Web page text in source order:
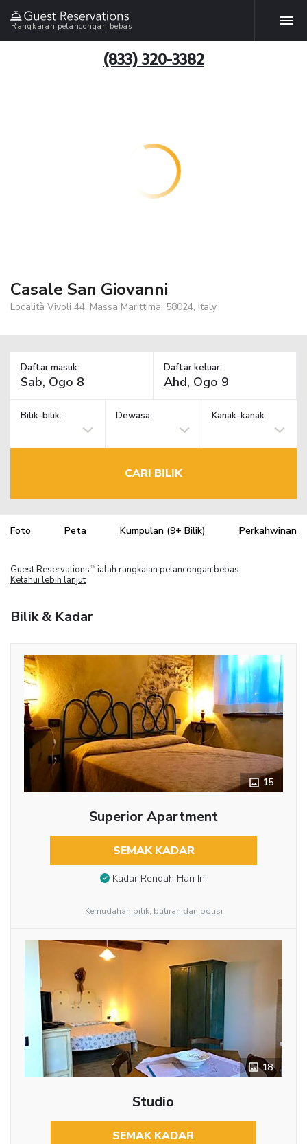
Rangkaian pelancongan bebas
(833) 320-3382
Casale San Giovanni
Località Vivoli 44, Massa Marittima, 58024, Italy
Daftar masuk: Daftar keluar:
Bilik-bilik: Dewasa Kanak-kanak
CARI BILIK
Foto Peta Kumpulan (9+ Bilik) Perkahwinan
Guest Reservations TM ialah rangkaian pelancongan bebas.
Ketahui lebih lanjut
Bilik & Kadar
15
Superior Apartment
SEMAK KADAR
Kadar Rendah Hari Ini
Kemudahan bilik, butiran dan polisi
18
Studio
SEMAK KADAR